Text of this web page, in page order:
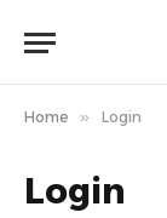
Home » Login
Login